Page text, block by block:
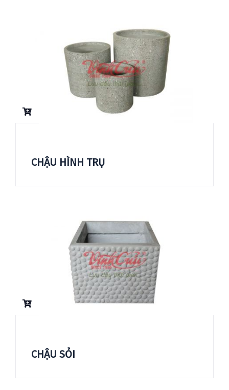
CHẬU HÌNH TRỤ
CHẬU SỎI